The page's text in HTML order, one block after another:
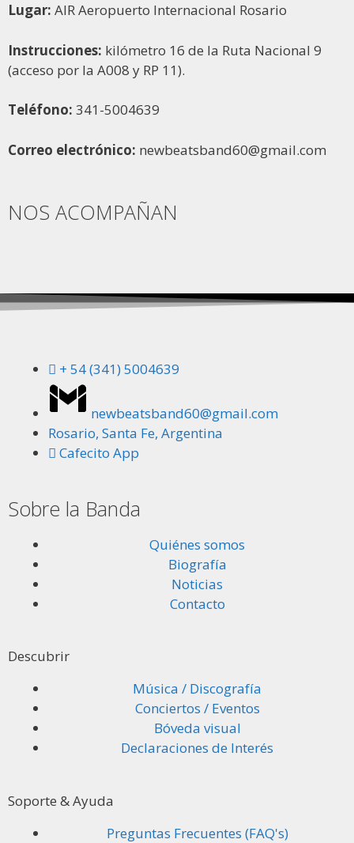
Lugar: AIR Aeropuerto Internacional Rosario
Instrucciones: kilómetro 16 de la Ruta Nacional 9
(acceso por la A008 y RP 11).
Teléfono: 341-5004639
Correo electrónico: newbeatsband60@gmail.com
NOS ACOMPAÑAN
+ 54 (341) 5004639
newbeatsband60@gmail.com
Rosario, Santa Fe, Argentina
Cafecito App
Sobre la Banda
Quiénes somos
Biografía
Noticias
Contacto
Descubrir
Música / Discografía
Conciertos / Eventos
Bóveda visual
Declaraciones de Interés
Soporte & Ayuda
Preguntas Frecuentes (FAQ's)